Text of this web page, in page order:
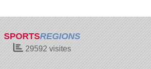
SPORTSREGIONS
29592 visites